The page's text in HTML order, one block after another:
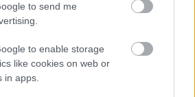
to send me
to enable storage
like cookies on web or
in apps.
pitje alkohola, nezdrava
Pomanjkanje socialnih stikov je
višjim tveganjem.